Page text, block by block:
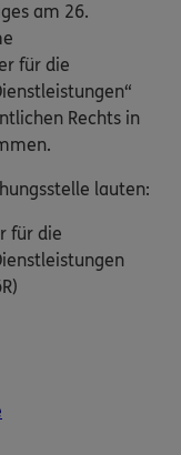
am 26.
für die
Rechts in
lauten:
für die